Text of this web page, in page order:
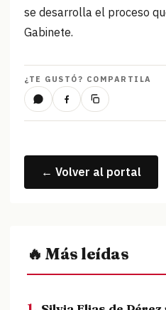
se desarrolla el proceso
Gabinete.
¿TE GUSTÓ? COMPARTILA
← Volver al portal
🔥 Más leídas